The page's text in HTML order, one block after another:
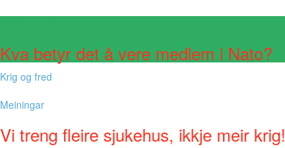
Kva betyr det å vere medlem i Nato?
Krig og fred
Meiningar
Vi treng fleire sjukehus, ikkje meir krig!